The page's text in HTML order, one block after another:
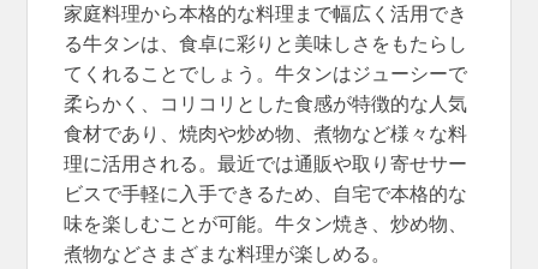
家庭料理から本格的な料理まで幅広く活用でき
る牛タンは、食卓に彩りと美味しさをもたらし
てくれることでしょう。牛タンはジューシーで
柔らかく、コリコリとした食感が特徴的な人気
食材であり、焼肉や炒め物、煮物など様々な料
理に活用される。最近では通販や取り寄せサー
ビスで手軽に入手できるため、自宅で本格的な
味を楽しむことが可能。牛タン焼き、炒め物、
煮物などさまざまな料理が楽しめる。